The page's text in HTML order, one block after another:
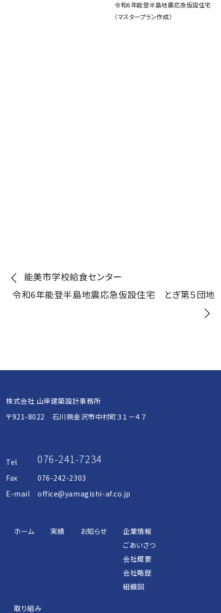
令和6年能登半島地震応急仮設住宅
（マスタープラン作成）
投
ビ
ゲ
シ
ョ
能美市学校給食センター
令和6年能登半島地震応急仮設住宅 とぎ第５団地
株式会社 山岸建築設計事務所
〒921-8022 石川県金沢市中村町３１－４７
Tel 076-241-7234
Fax
076-242-2303
E-mail
office@yamagishi-af.co.jp
ホーム 実績 お知らせ
企業情報
ごあいさつ
会社概要
会社略歴
組織図
取り組み